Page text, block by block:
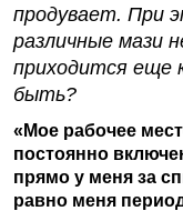
продувает. При
различные мази
приходится еще
быть?
«Мое рабочее
постоянно
прямо у меня за
равно меня